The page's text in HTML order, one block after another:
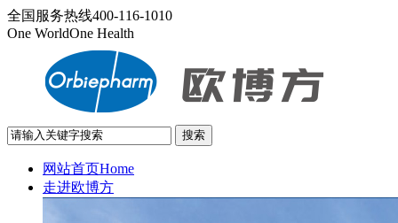
全国服务热线400-116-1010
One WorldOne Health
网站首页Home
走进欧博方